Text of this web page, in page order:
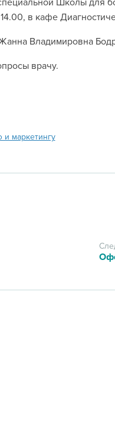
Школы для
в кафе
Владимировна
врачу.
маркетингу